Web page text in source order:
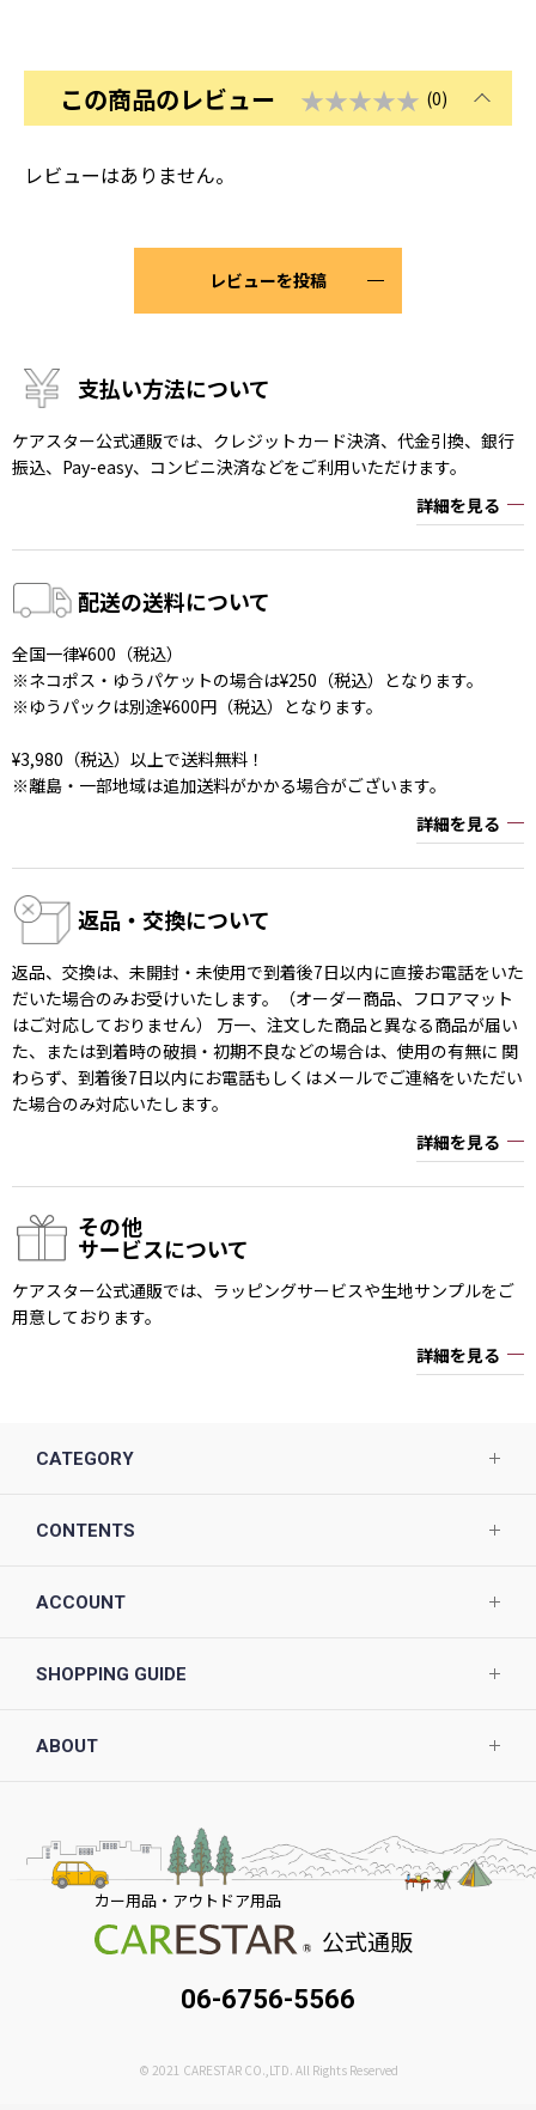
この商品のレビュー ★★★★★ (0)
レビューはありません。
レビューを投稿
支払い方法について
ケアスター公式通販では、クレジットカード決済、代金引換、銀行
振込、Pay-easy、コンビニ決済などをご利用いただけます。
詳細を見る
配送の送料について
全国一律¥600（税込）
※ネコポス・ゆうパケットの場合は¥250（税込）となります。
※ゆうパックは別途¥600円（税込）となります。
¥3,980（税込）以上で送料無料！
※離島・一部地域は追加送料がかかる場合がございます。
詳細を見る
返品・交換について
返品、交換は、未開封・未使用で到着後7日以内に直接お電話をいた
だいた場合のみお受けいたします。（オーダー商品、フロアマット
はご対応しておりません） 万一、注文した商品と異なる商品が届い
た、または到着時の破損・初期不良などの場合は、使用の有無に 関
わらず、到着後7日以内にお電話もしくはメールでご連絡をいただい
た場合のみ対応いたします。
詳細を見る
その他
サービスについて
ケアスター公式通販では、ラッピングサービスや生地サンプルをご
用意しております。
詳細を見る
CATEGORY
CONTENTS
ACCOUNT
SHOPPING GUIDE
ABOUT
カー用品・アウトドア用品
公式通販
06-6756-5566
© 2021 CARESTAR CO.,LTD. All Rights Reserved